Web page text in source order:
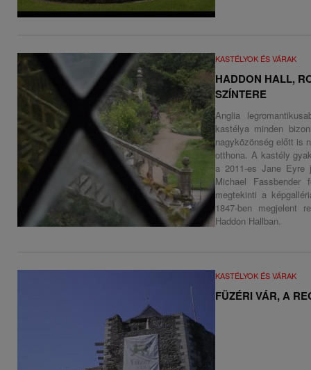
KASTÉLYOK ÉS VÁRAK
HADDON HALL,
SZÍNTERE
Anglia
kastélya minden
nagyközönség előtt is
otthona. A kastély
a 2011-es Jane Eyre
Michael
megtekinti a
1847-ben megjelent
Haddon Hallban.
KASTÉLYOK ÉS VÁRAK
FÜZÉRI VÁR, A